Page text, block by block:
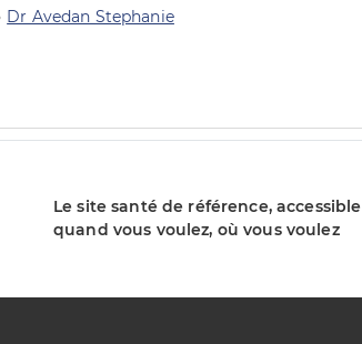
Dr Avedan Stephanie
Le site santé de référence, accessible
quand vous voulez, où vous voulez